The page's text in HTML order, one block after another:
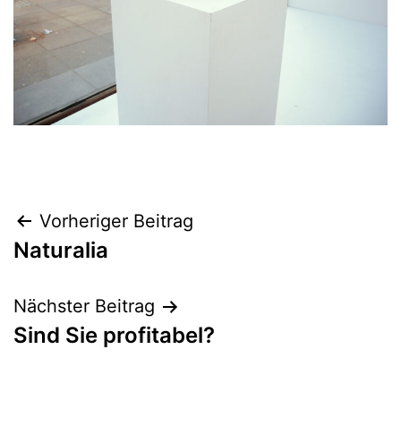
Beitrags-
Navigation
Vorheriger Beitrag
Naturalia
Nächster Beitrag
Sind Sie profitabel?